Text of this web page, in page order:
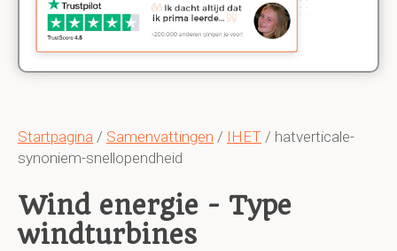
Startpagina / Samenvattingen / IHET / hatverticale-
synoniem-snellopendheid
Wind energie - Type
windturbines